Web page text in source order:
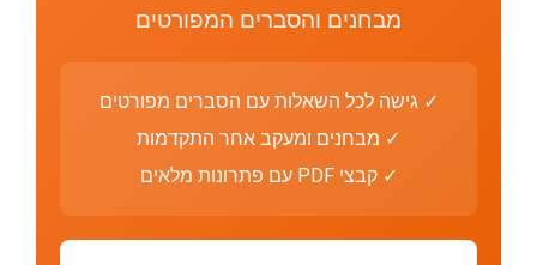
מבחנים והסברים המפורטים
✓ גישה לכל השאלות עם הסברים מפורטים
✓ מבחנים ומעקב אחר התקדמות
✓ קבצי PDF עם פתרונות מלאים